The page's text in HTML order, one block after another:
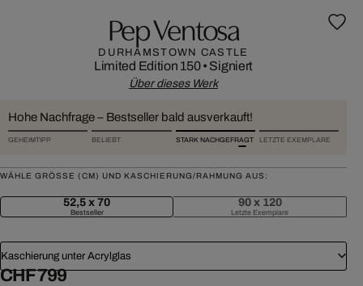
Pep Ventosa
DURHAMSTOWN CASTLE
Limited Edition 150• Signiert
Über dieses Werk
Hohe Nachfrage – Bestseller bald ausverkauft!
GEHEIMTIPP BELIEBT STARK NACHGEFRAGT LETZTE EXEMPLARE
WÄHLE GRÖSSE (CM) UND KASCHIERUNG/RAHMUNG AUS:
52,5 x 70
Bestseller
90 x 120
Letzte Exemplare
Kaschierung unter Acrylglas
CHF 799